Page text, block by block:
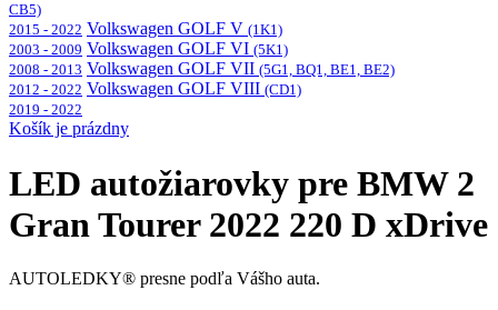
CB5)
2015 - 2022 Volkswagen GOLF V (1K1)
2003 - 2009 Volkswagen GOLF VI (5K1)
2008 - 2013 Volkswagen GOLF VII (5G1, BQ1, BE1, BE2)
2012 - 2022 Volkswagen GOLF VIII (CD1)
2019 - 2022
Košík je prázdny
LED autožiarovky pre BMW 2
Gran Tourer 2022 220 D xDrive
AUTOLEDKY® presne podľa Vášho auta.